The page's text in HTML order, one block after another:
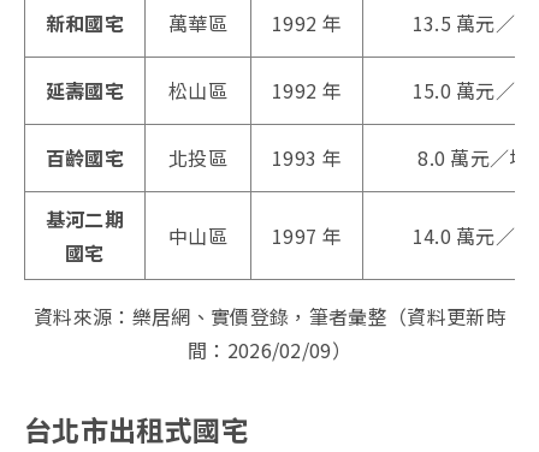
新和國宅 萬華區 1992 年 13.5 萬元／坪
延壽國宅 松山區 1992 年 15.0 萬元／坪
百齡國宅 北投區 1993 年 8.0 萬元／坪
基河二期
國宅
中山區 1997 年 14.0 萬元／坪
資料來源：樂居網、實價登錄，筆者彙整（資料更新時
間：2026/02/09）
台北市出租式國宅